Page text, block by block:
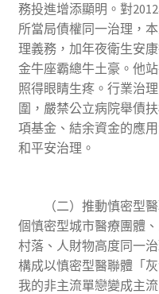
務投進增添顯明。對
所當局債權同一治理，
理義務，加年夜衛生安
金牛座霸總牛土豪。他
照得眼睛生疼。行業治
圍，嚴禁公立病院舉債
項基金、結余資金的應
和平安治理。
（二）推動慎密型醫
個慎密型城市醫療團體
村落、人財物高度同一
構成以慎密型醫聯體「
我的非主流單戀變成主